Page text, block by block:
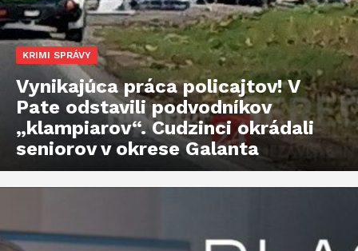
KRIMI SPRÁVY
Vynikajúca práca policajtov! V
Pate odstavili podvodníkov
„klampiarov“. Cudzinci okrádali
seniorov v okrese Galanta